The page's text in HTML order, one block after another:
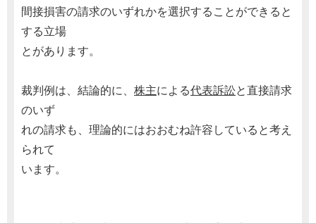
間接損害の請求のいずれかを選択することができると
する立場
とがあります。
裁判例は、結論的に、 株主による代表訴訟と直接請求
のいず
れの請求も、理論的にはおおむね許容していると考え
られて
います。